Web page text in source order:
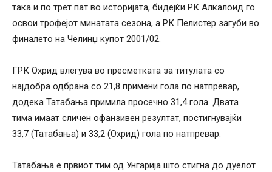
така и по трет пат во историјата, бидејќи РК Алкалоид го
освои трофејот минатата сезона, а РК Пелистер загуби во
финалето на Челинџ купот 2001/02.
ГРК Охрид влегува во пресметката за титулата со
најдобра одбрана со 21,8 примени гола по натпревар,
додека Татабања примила просечно 31,4 гола. Двата
тима имаат сличен офанзивен резултат, постигнувајќи
33,7 (Татабања) и 33,2 (Охрид) гола по натпревар.
Татабања е првиот тим од Унгарија што стигна до дуелот